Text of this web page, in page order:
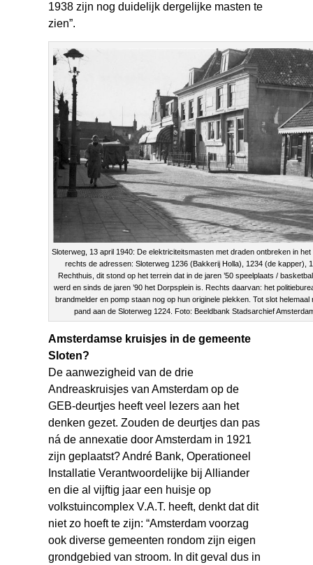
1938 zijn nog duidelijk dergelijke masten te
zien”.
Sloterweg, 13 april 1940: De elektriciteitsmasten met draden ontbreken in
rechts de adressen: Sloterweg 1236 (Bakkerij Holla), 1234 (de kapper),
Rechthuis, dit stond op het terrein dat in de jaren ’50 speelplaats /
werd en sinds de jaren ’90 het Dorpsplein is. Rechts daarvan: het
brandmelder en pomp staan nog op hun originele plekken. Tot slot
pand aan de Sloterweg 1224. Foto: Beeldbank Stadsarchief
Amsterdamse kruisjes in de gemeente
Sloten?
De aanwezigheid van de drie
Andreaskruisjes van Amsterdam op de
GEB-deurtjes heeft veel lezers aan het
denken gezet. Zouden de deurtjes dan pas
ná de annexatie door Amsterdam in 1921
zijn geplaatst? André Bank, Operationeel
Installatie Verantwoordelijke bij Alliander
en die al vijftig jaar een huisje op
volkstuincomplex V.A.T. heeft, denkt dat dit
niet zo hoeft te zijn: “Amsterdam voorzag
ook diverse gemeenten rondom zijn eigen
grondgebied van stroom. In dit geval dus in